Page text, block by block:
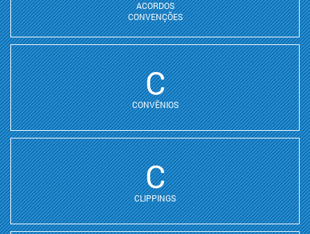
ACORDOS
CONVENÇÕES
C
CONVÊNIOS
C
CLIPPINGS